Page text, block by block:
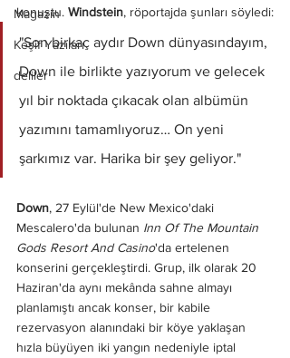
Magazin
Keşif Yazıları
deliler
konuştu. Windstein, röportajda şunları söyledi:
"Son birkaç aydır Down dünyasındayım,
Down ile birlikte yazıyorum ve gelecek
yıl bir noktada çıkacak olan albümün
yazımını tamamlıyoruz… On yeni
şarkımız var. Harika bir şey geliyor."
Down, 27 Eylül'de New Mexico'daki
Mescalero'da bulunan Inn Of The Mountain
Gods Resort And Casino'da ertelenen
konserini gerçekleştirdi. Grup, ilk olarak 20
Haziran'da aynı mekânda sahne almayı
planlamıştı ancak konser, bir kabile
rezervasyon alanındaki bir köye yaklaşan
hızla büyüyen iki yangın nedeniyle iptal